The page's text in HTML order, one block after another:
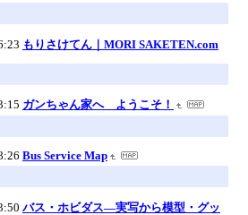
もりさけてん｜MORI SAKETEN.com
ガンちゃん家へ ようこそ！
Bus Service Map
バス・ホビダス―実写から模型・グッ